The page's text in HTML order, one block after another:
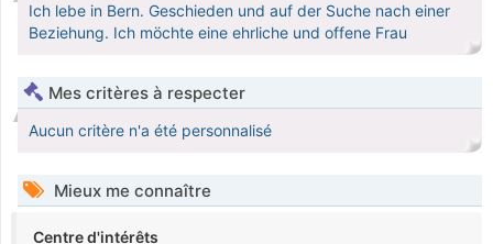
Ich lebe in Bern. Geschieden und auf der Suche nach einer
Beziehung. Ich möchte eine ehrliche und offene Frau
Mes critères à respecter
Aucun critère n'a été personnalisé
Mieux me connaître
Centre d'intérêts